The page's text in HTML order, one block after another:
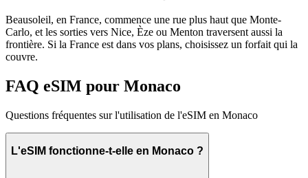
Beausoleil, en France, commence une rue plus haut que Monte-
Carlo, et les sorties vers Nice, Èze ou Menton traversent aussi la
frontière. Si la France est dans vos plans, choisissez un forfait qui la
couvre.
FAQ eSIM pour Monaco
Questions fréquentes sur l'utilisation de l'eSIM en Monaco
L'eSIM fonctionne-t-elle en Monaco ?